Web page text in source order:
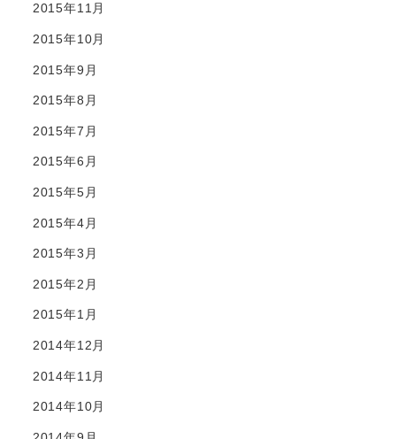
2015年11月
2015年10月
2015年9月
2015年8月
2015年7月
2015年6月
2015年5月
2015年4月
2015年3月
2015年2月
2015年1月
2014年12月
2014年11月
2014年10月